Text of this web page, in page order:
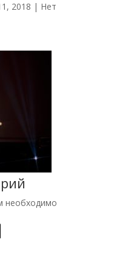
2018 | Нет
необходимо